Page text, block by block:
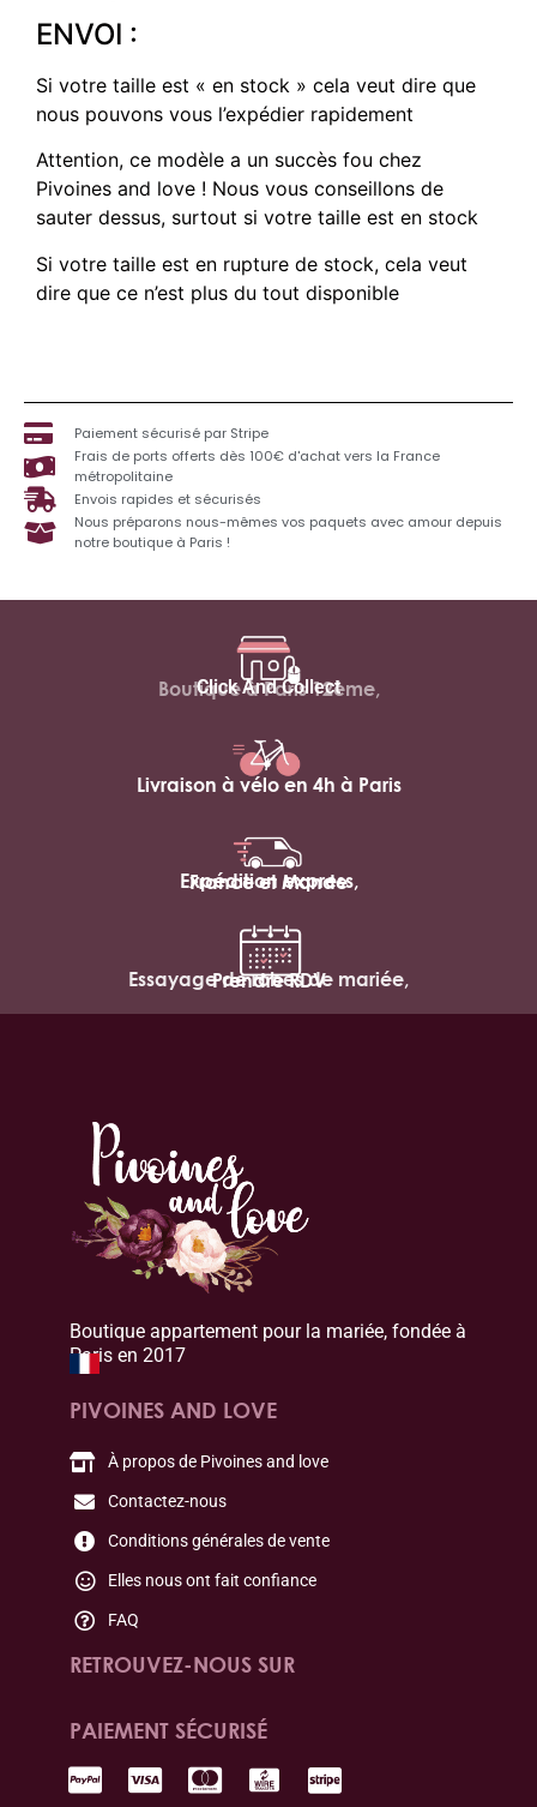
ENVOI :
Si votre taille est « en stock » cela veut dire que
nous pouvons vous l’expédier rapidement
Attention, ce modèle a un succès fou chez
Pivoines and love ! Nous vous conseillons de
sauter dessus, surtout si votre taille est en stock
Si votre taille est en rupture de stock, cela veut
dire que ce n’est plus du tout disponible
Paiement sécurisé par Stripe
Frais de ports offerts dès 100€ d'achat vers la France
métropolitaine
Envois rapides et sécurisés
Nous préparons nous-mêmes vos paquets avec amour depuis
notre boutique à Paris !
Click And Collect
Boutique à Paris 12ème,
Livraison à vélo en 4h à Paris
Expédition express,
France et Monde
Essayage de robes de mariée,
Prendre RDV
Boutique appartement pour la mariée, fondée à
Paris en 2017
PIVOINES AND LOVE
À propos de Pivoines and love
Contactez-nous
Conditions générales de vente
Elles nous ont fait confiance
FAQ
RETROUVEZ-NOUS SUR
PAIEMENT SÉCURISÉ